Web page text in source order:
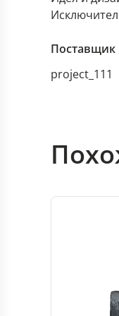
Поставщик
project_111